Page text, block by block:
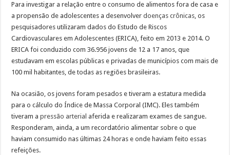
Para investigar a relação entre o consumo de alimentos fora de casa e
a propensão de adolescentes a desenvolverdoenças crônicas, os
pesquisadores utilizaram dados do Estudo de Riscos
Cardiovasculares em Adolescentes (ERICA), feito em 2013 e 2014. O
ERICA foi conduzido com 36.956 jovens de 12 a 17 anos, que
estudavam em escolas públicas e privadas de municípios com mais de
100 mil habitantes, de todas as regiões brasileiras.
Na ocasião, os jovens foram pesados e tiveram a estatura medida
para o cálculo do Índice de Massa Corporal (IMC). Eles também
tiveram apressão arterial aferida e realizaram exames de sangue.
Responderam, ainda, a um recordatório alimentar sobre o que
haviam consumido nas últimas 24 horas e onde haviam feito essas
refeições.